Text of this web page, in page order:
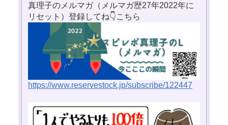
真理子のメルマガ（メルマガ歴27年2022年に
リセット）登録してね👇こちら
https://www.reservestock.jp/subscribe/122447